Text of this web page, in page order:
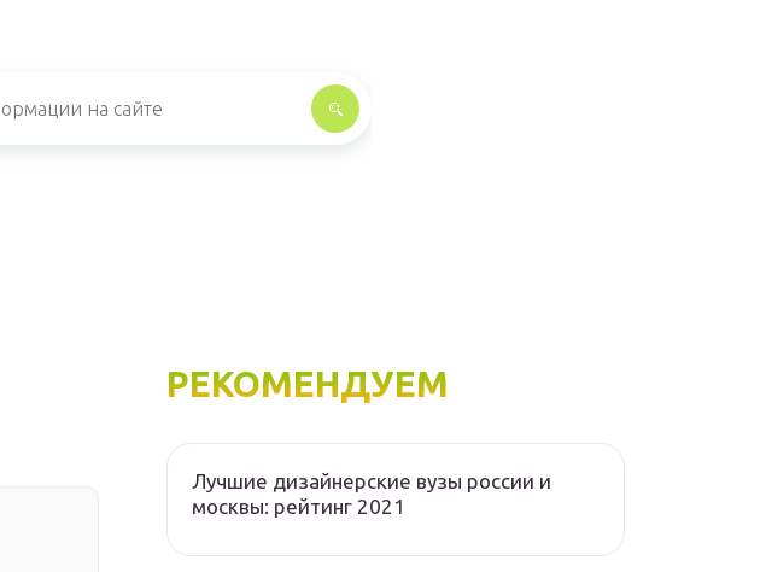
РЕКОМЕНДУЕМ
Лучшие дизайнерские вузы россии и
москвы: рейтинг 2021